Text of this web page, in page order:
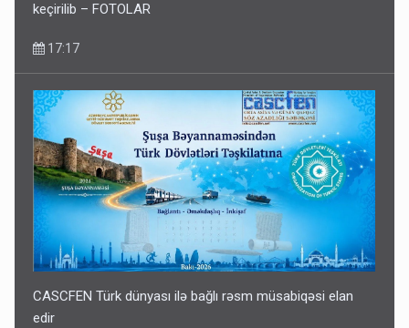
keçirilib – FOTOLAR
17:17
CASCFEN Türk dünyası ilə bağlı rəsm müsabiqəsi elan
edir